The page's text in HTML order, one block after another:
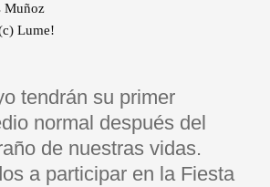
Muñoz
Lume!
tendrán su primer
normal después del
de nuestras vidas.
a participar en la Fiesta